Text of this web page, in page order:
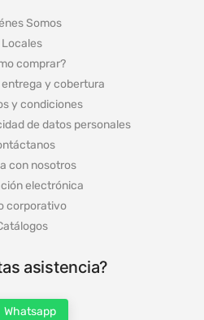
Somos
Locales
comprar?
entrega y cobertura
y condiciones
de datos personales
con nosotros
electrónica
corporativo
asistencia?
Whatsapp